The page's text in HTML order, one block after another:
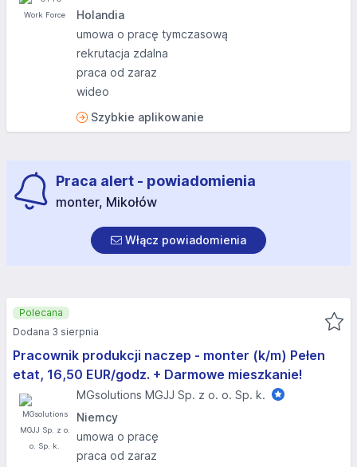
Holandia
umowa o pracę tymczasową
rekrutacja zdalna
praca od zaraz
wideo
Szybkie aplikowanie
Praca alert - powiadomienia
monter, Mikołów
Włącz powiadomienia
Pracownik produkcji naczep - monter (k/m) Pełen
etat, 16,50 EUR/godz. + Darmowe mieszkanie!
MGsolutions MGJJ Sp. z o. o. Sp. k.
Niemcy
umowa o pracę
praca od zaraz
Polecana
Dodana 3 sierpnia